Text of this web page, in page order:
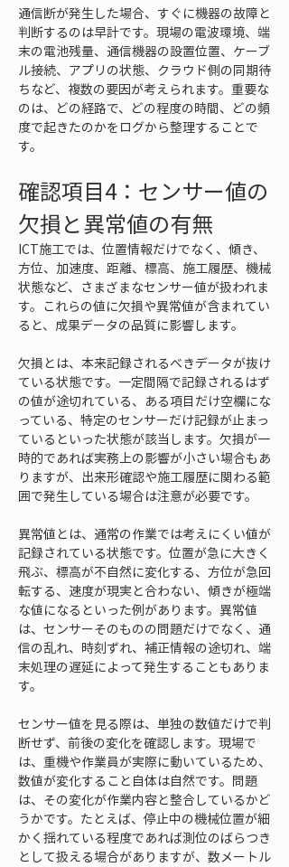
通信断が発生した場合、すぐに機器の故障と
判断するのは早計です。現場の電波環境、端
末の電池残量、通信機器の設置位置、ケーブ
ル接続、アプリの状態、クラウド側の同期待
ちなど、複数の要因が考えられます。重要な
のは、どの経路で、どの程度の時間、どの頻
度で起きたのかをログから整理することで
す。
確認項目4：センサー値の
欠損と異常値の有無
ICT施工では、位置情報だけでなく、傾き、
方位、加速度、距離、標高、施工履歴、機械
状態など、さまざまなセンサー値が扱われま
す。これらの値に欠損や異常値が含まれてい
ると、成果データの品質に影響します。
欠損とは、本来記録されるべきデータが抜け
ている状態です。一定間隔で記録されるはず
の値が途切れている、ある項目だけ空欄にな
っている、特定のセンサーだけ記録が止まっ
ているといった状態が該当します。欠損が一
時的であれば実務上の影響が小さい場合もあ
りますが、出来形確認や施工履歴に関わる範
囲で発生している場合は注意が必要です。
異常値とは、通常の作業では考えにくい値が
記録されている状態です。位置が急に大きく
飛ぶ、標高が不自然に変化する、方位が急回
転する、速度が現実と合わない、傾きが極端
な値になるといった例があります。異常値
は、センサーそのものの問題だけでなく、通
信の乱れ、時刻ずれ、補正情報の途切れ、端
末処理の遅延によって発生することもありま
す。
センサー値を見る際は、単独の数値だけで判
断せず、前後の変化を確認します。現場で
は、重機や作業員が実際に動いているため、
数値が変化すること自体は自然です。問題
は、その変化が作業内容と整合しているかど
うかです。たとえば、停止中の機械位置が細
かく揺れている程度であれば測位のばらつき
として扱える場合がありますが、数メートル